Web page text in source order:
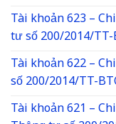
Tài khoản 623 –
tư số 200/2014/
Tài khoản 622 –
số 200/2014/TT-
Tài khoản 621 –